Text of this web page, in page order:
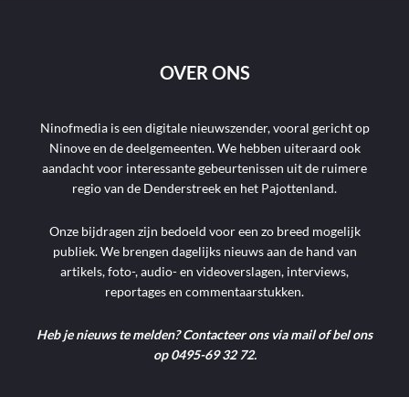
OVER ONS
Ninofmedia is een digitale nieuwszender, vooral gericht op
Ninove en de deelgemeenten. We hebben uiteraard ook
aandacht voor interessante gebeurtenissen uit de ruimere
regio van de Denderstreek en het Pajottenland.
Onze bijdragen zijn bedoeld voor een zo breed mogelijk
publiek. We brengen dagelijks nieuws aan de hand van
artikels, foto-, audio- en videoverslagen, interviews,
reportages en commentaarstukken.
Heb je nieuws te melden? Contacteer ons via mail of bel ons
op 0495-69 32 72.